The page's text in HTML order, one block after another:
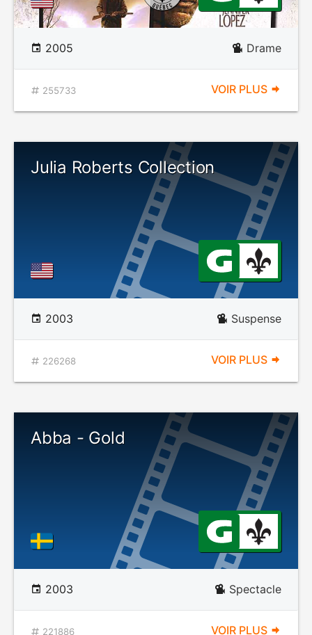
2005 Drame
255733 VOIR PLUS
Julia Roberts Collection
2003 Suspense
226268 VOIR PLUS
Abba - Gold
2003 Spectacle
221886 VOIR PLUS